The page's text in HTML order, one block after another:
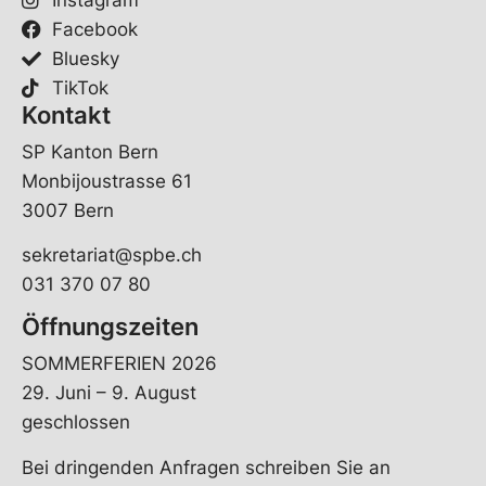
Facebook
Bluesky
TikTok
Kontakt
SP Kanton Bern
Monbijoustrasse 61
3007 Bern
sekretariat@spbe.ch
031 370 07 80
Öffnungszeiten
SOMMERFERIEN 2026
29. Juni – 9. August
geschlossen
Bei dringenden Anfragen schreiben Sie an